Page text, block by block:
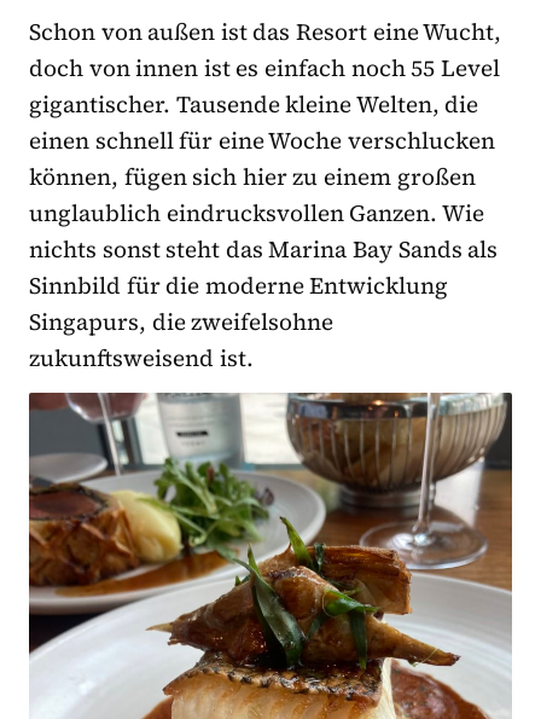
Schon von außen ist das Resort eine Wucht,
doch von innen ist es einfach noch 55 Level
gigantischer. Tausende kleine Welten, die
einen schnell für eine Woche verschlucken
können, fügen sich hier zu einem großen
unglaublich eindrucksvollen Ganzen. Wie
nichts sonst steht das Marina Bay Sands als
Sinnbild für die moderne Entwicklung
Singapurs, die zweifelsohne
zukunftsweisend ist.